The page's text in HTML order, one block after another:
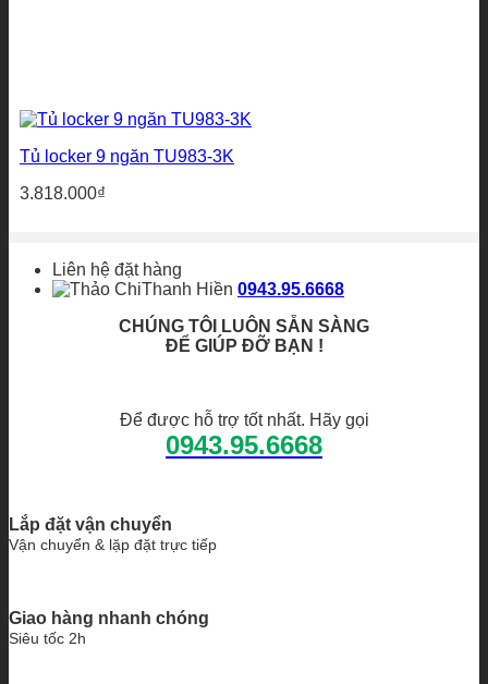
Tủ locker 9 ngăn TU983-3K
3.818.000₫
Liên hệ đặt hàng
Thanh Hiền 0943.95.6668
CHÚNG TÔI LUÔN SẴN SÀNG
ĐỂ GIÚP ĐỠ BẠN !
Để được hỗ trợ tốt nhất. Hãy gọi
0943.95.6668
Lắp đặt vận chuyển
Vận chuyển & lặp đặt trực tiếp
Giao hàng nhanh chóng
Siêu tốc 2h